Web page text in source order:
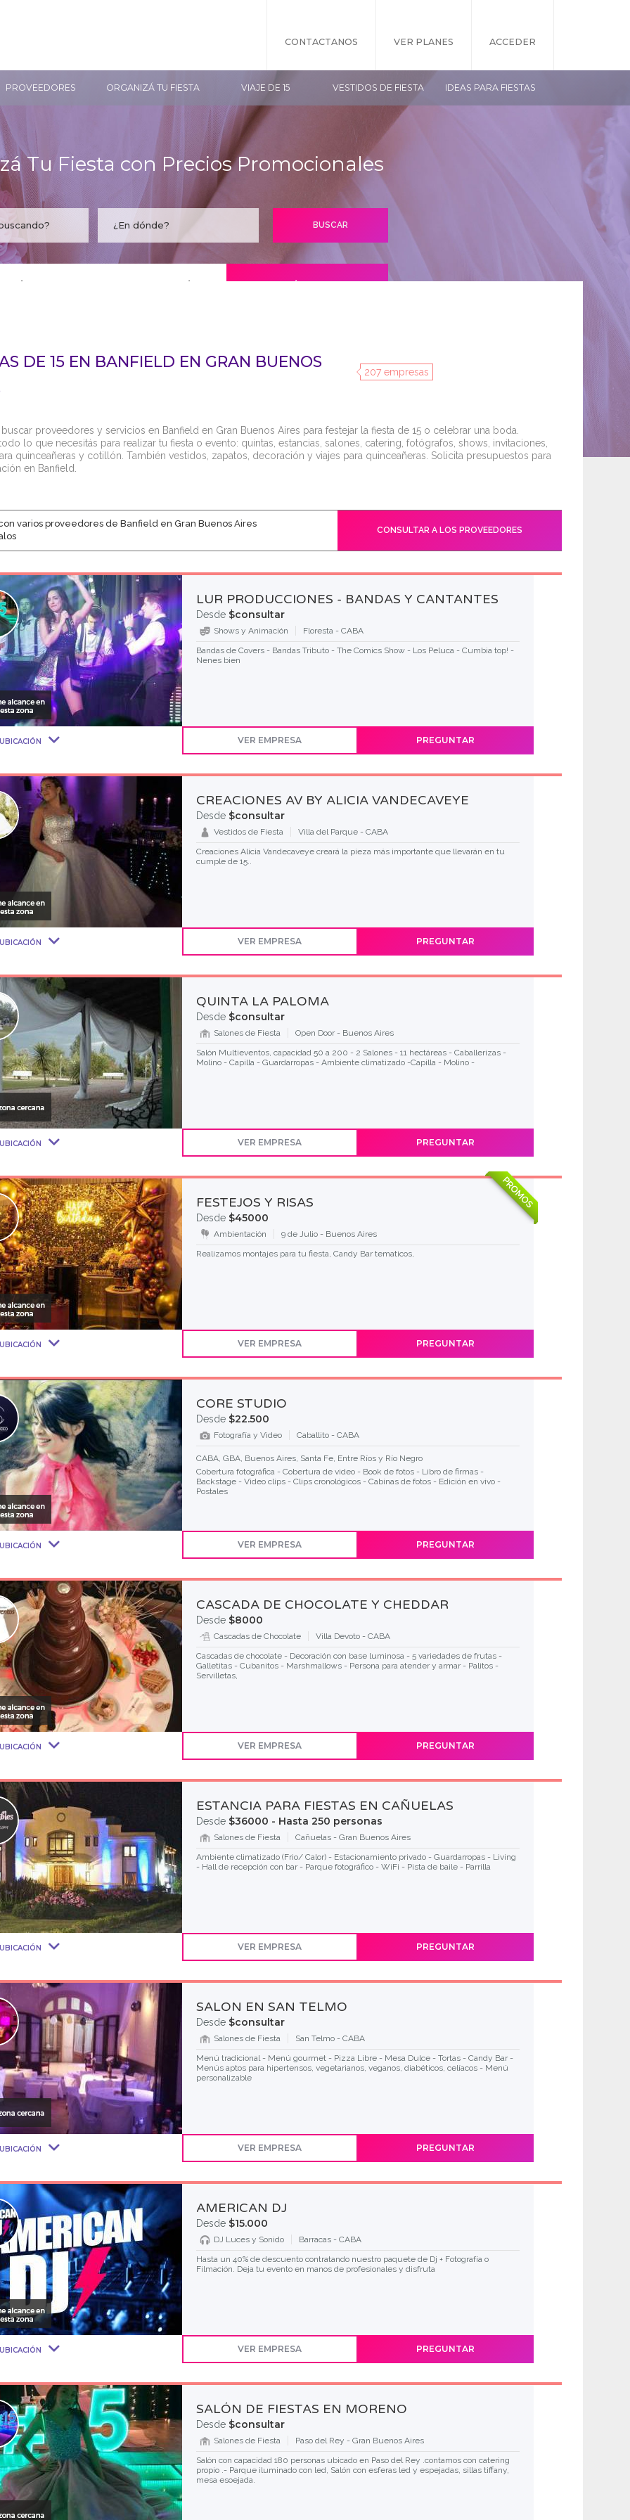
CONTACTANOS VER PLANES ACCEDER
PROVEEDORES ORGANIZÁ TU FIESTA VIAJE DE 15 VESTIDOS DE FIESTA IDEAS PARA FIESTAS
Tu Fiesta con Precios Promocionales
encontrar tu empresa acá?
DE 15 EN BANFIELD EN GRAN BUENOS
207 empresas
proveedores y servicios en Banfield en Gran Buenos Aires para festejar la fiesta de 15 o celebrar una boda.
lo que necesitás para realizar tu fiesta o evento: quintas, estancias, salones, catering, fotógrafos, shows, invitaciones,
quinceañeras y cotillón. También vestidos, zapatos, decoración y viajes para quinceañeras. Solicita presupuestos para
en Banfield.
varios proveedores de Banfield en Gran Buenos Aires
CONSULTAR A LOS PROVEEDORES
LUR PRODUCCIONES - BANDAS Y CANTANTES
Desde $consultar
Shows y Animación
Floresta - CABA
Bandas de Covers - Bandas Tributo - The Comics Show - Los Peluca - Cumbia top! -
Nenes bien
VER EMPRESA PREGUNTAR
CREACIONES AV BY ALICIA VANDECAVEYE
Desde $consultar
Vestidos de Fiesta
Villa del Parque - CABA
Creaciones Alicia Vandecaveye creará la pieza más importante que llevarán en tu
cumple de 15..
VER EMPRESA PREGUNTAR
QUINTA LA PALOMA
Desde $consultar
Salones de Fiesta
Open Door - Buenos Aires
Salón Multieventos, capacidad 50 a 200 - 2 Salones - 11 hectáreas - Caballerizas -
Molino - Capilla - Guardarropas - Ambiente climatizado -Capilla - Molino -
VER EMPRESA PREGUNTAR
PROMOS
FESTEJOS Y RISAS
Desde $45000
Ambientación
9 de Julio - Buenos Aires
Realizamos montajes para tu fiesta, Candy Bar tematicos,
VER EMPRESA PREGUNTAR
CORE STUDIO
Desde $22.500
Fotografía y Video Caballito - CABA
CABA, GBA, Buenos Aires, Santa Fe, Entre Ríos y Río Negro
Cobertura fotográfica - Cobertura de video - Book de fotos - Libro de firmas -
Backstage - Video clips - Clips cronológicos - Cabinas de fotos - Edición en vivo -
Postales
VER EMPRESA PREGUNTAR
CASCADA DE CHOCOLATE Y CHEDDAR
Desde $8000
Cascadas de Chocolate
Villa Devoto - CABA
Cascadas de chocolate - Decoración con base luminosa - 5 variedades de frutas -
Galletitas - Cubanitos - Marshmallows - Persona para atender y armar - Palitos -
Servilletas,
VER EMPRESA PREGUNTAR
ESTANCIA PARA FIESTAS EN CAÑUELAS
Desde $36000 - Hasta 250 personas
Salones de Fiesta
Cañuelas - Gran Buenos Aires
Ambiente climatizado (Frio/ Calor) - Estacionamiento privado - Guardarropas - Living
- Hall de recepción con bar - Parque fotográfico - WiFi - Pista de baile - Parrilla
VER EMPRESA PREGUNTAR
SALON EN SAN TELMO
Desde $consultar
Salones de Fiesta
San Telmo - CABA
Menú tradicional - Menú gourmet - Pizza Libre - Mesa Dulce - Tortas - Candy Bar -
Menús aptos para hipertensos, vegetarianos, veganos, diabéticos, celíacos - Menú
personalizable
VER EMPRESA PREGUNTAR
AMERICAN DJ
Desde $15.000
DJ Luces y Sonido
Barracas - CABA
Hasta un 40% de descuento contratando nuestro paquete de Dj + Fotografía o
Filmación. Deja tu evento en manos de profesionales y disfruta
VER EMPRESA PREGUNTAR
SALÓN DE FIESTAS EN MORENO
Desde $consultar
Salones de Fiesta
Paso del Rey - Gran Buenos Aires
Salón con capacidad 180 personas ubicado en Paso del Rey .contamos con catering
propio .- Parque iluminado con led, Salón con esferas led y espejadas, sillas tiffany,
mesa esoejada.